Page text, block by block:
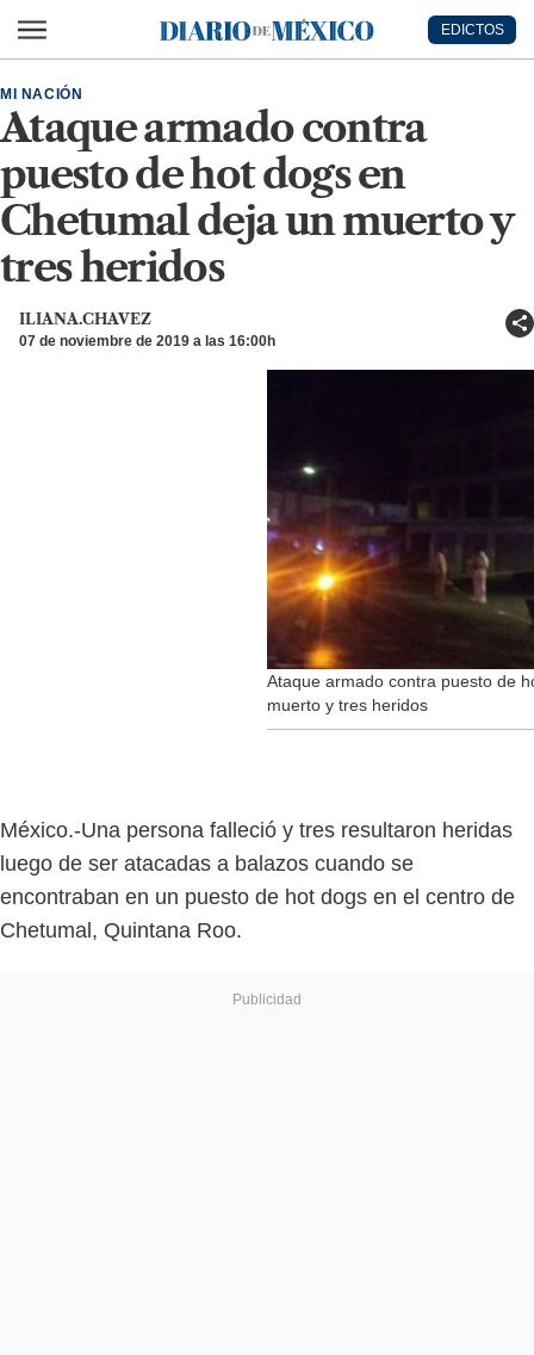
Diario de México
EDICTOS
Ataque armado contra
puesto de hot dogs en
Chetumal deja un muerto y
tres heridos
MI NACIÓN
ILIANA.CHAVEZ
07 de noviembre de 2019 a las 16:00h
Ataque armado contra puesto de
muerto y tres heridos
México.-Una persona falleció y tres resultaron heridas
luego de ser atacadas a balazos cuando se
encontraban en un puesto de hot dogs en el centro de
Chetumal, Quintana Roo.